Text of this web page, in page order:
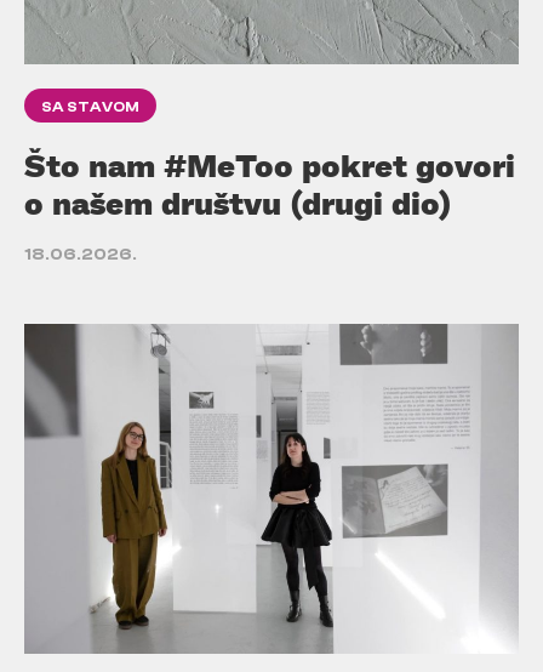
SA STAVOM
Što nam #MeToo pokret govori
o našem društvu (drugi dio)
18.06.2026.